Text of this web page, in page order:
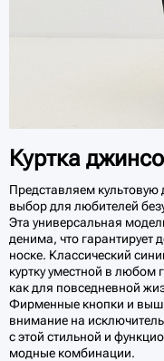
Куртка
Представляем культовую
выбор для любителей
Эта универсальная
денима, что гарантирует
носке. Классический
куртку уместной в любом
как для повседневной
Фирменные кнопки и
внимание на
с этой стильной и
модные комбинации.